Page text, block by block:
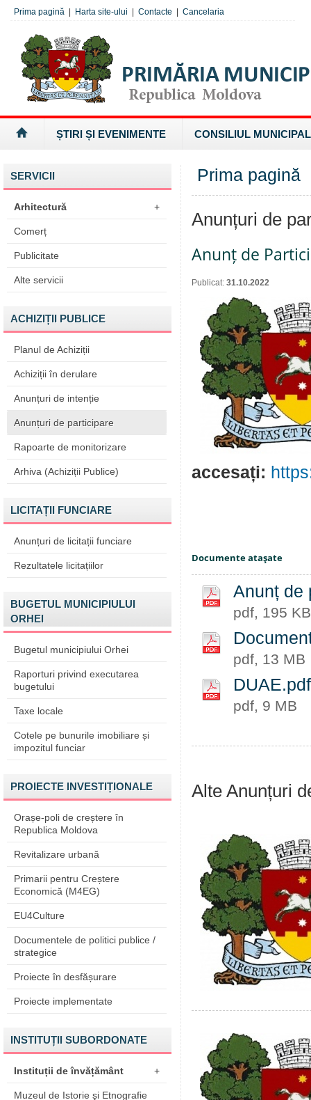
Prima pagină Harta site-ului Contacte Cancelaria
ȘTIRI ȘI EVENIMENTE CONSILIUL MUNICIPAL
SERVICII
Arhitectură +
Comerț
Publicitate
Alte servicii
ACHIZIȚII PUBLICE
Planul de Achiziții
Achiziții în derulare
Anunțuri de intenție
Anunțuri de participare
Rapoarte de monitorizare
Arhiva (Achiziții Publice)
LICITAȚII FUNCIARE
Anunțuri de licitații funciare
Rezultatele licitațiilor
BUGETUL MUNICIPIULUI
ORHEI
Bugetul municipiului Orhei
Raporturi privind executarea
bugetului
Taxe locale
Cotele pe bunurile imobiliare și
impozitul funciar
PROIECTE INVESTIȚIONALE
Orașe-poli de creștere în
Republica Moldova
Revitalizare urbană
Primarii pentru Creștere
Economică (M4EG)
EU4Culture
Documentele de politici publice /
strategice
Proiecte în desfășurare
Proiecte implementate
INSTITUȚII SUBORDONATE
Instituții de învățământ +
Muzeul de Istorie şi Etnografie
Prima pagină
Anunțuri de
Anunț de
Publicat: 31.10.2022
accesați:
Documente ataşate
Anunț de
pdf, 195 KB
pdf, 13 MB
DUAE.pdf
pdf, 9 MB
Alte Anunțuri